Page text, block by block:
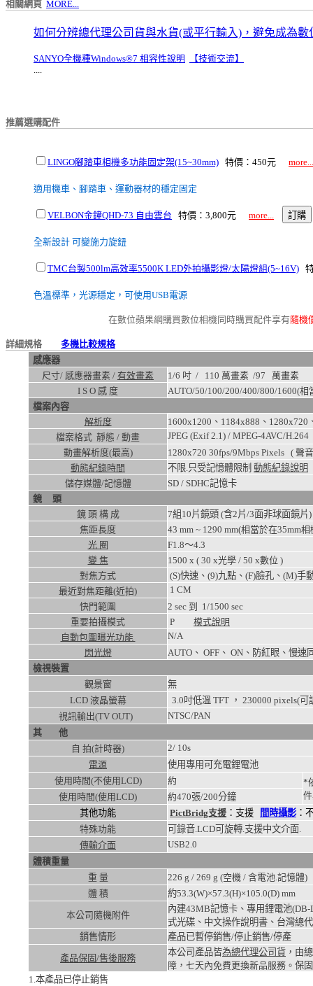
相關網頁 MORE...
如何分辨總代理公司貨與水貨(或平行輸入)，避免成為數
SANYO全機種Windows®7 相容性說明
【技術交流】
....
推薦選購配件
LINGO腳踏車相機多功能固定架(15~30mm) 特價：450元 more...
適用機車、腳踏車、運動器材的穩定固定
VELBON金鐘QHD-73 自由雲台 特價：3,800元 more...
全新設計 可變施力旋鈕
TMC台製500lm高效率5500K LED外拍攝影燈/太陽燈組(5~16V)
色溫標準，光源穩定，可使用USB電源
在數位蘋果網購買數位相機同時購買配件享有隨機
詳細規格
多機比較規格
感應器
尺寸/ 感應器畫素 / 有效畫素 1/6 吋 / 110 萬畫素 /97 萬畫素
I S O 感 度
AUTO/50/100/200/400/800/1600(相
檔案內容
解析度
1600x1200、1184x888、1280x720
檔案格式 靜態 / 動畫
JPEG (Exif 2.1) / MPEG-4AVC/H.264
動畫解析度(最高)
1280x720 30fps/9Mbps Pixels ( 聲
動態紀錄時間
不限.只受記憶體限制 動態紀錄說明
儲存媒體/記憶體
SD / SDHC記憶卡
鏡 頭
鏡 頭 構 成
7組10片鏡頭 (含2片/3面非球面
焦距長度
43 mm ~ 1290 mm(相當於在35mm相
光 圈
F1.8～4.3
變 焦
1500 x ( 30 x光學 / 50 x數位 )
對焦方式
(S)快速、(9)九點、(F)臉孔、(M)手
最近對焦距離(近拍)
1 CM
快門範圍
2 sec 到 1/1500 sec
重要拍攝模式
P
模式說明
自動包圍曝光功能
N/A
閃光燈
AUTO、 OFF、 ON、防紅眼、
檢視裝置
觀景窗
無
LCD 液晶螢幕
3.0吋低溫 TFT ， 230000 pixels(可
視訊輸出(TV OUT)
NTSC/PAN
其 他
自 拍(計時器)
2/ 10s
電源
使用專用可充電鋰電池
使用時間(不使用LCD)
約
*
使用時間(使用LCD) 約470張/200分鐘
其他功能
PictBridg支援 ：支援 間時攝影 ：
特殊功能
可錄音.LCD可旋轉.支援中文介面.
傳輸介面
USB2.0
體積重量
重 量
226 g / 269 g (空機 / 含電池.記憶體)
體 積
約53.3(W)×57.3(H)×105.0(D) mm
本公司隨機附件
內建43MB記憶卡、專用鋰電池
式光碟、中文操作說明書、台灣總
銷售情形
產品已暫停銷售/停止銷售/停產
產品保固/售後服務
本公司產品皆為總代理公司貨 ，由
障，七天內免費更換新品服務。 保
1.本產品已停止銷售